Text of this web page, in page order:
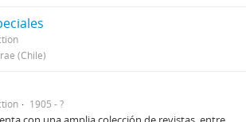
(Chile)
1905 - ?